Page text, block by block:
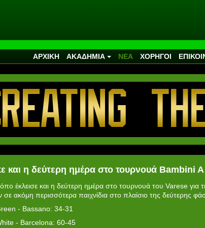
ΑΡΧΙΚΗ ΑΚΑΔΗΜΙΑ ΝΕΑ ΧΟΡΗΓΟΙ
και η δεύτερη ημέρα στο τουρνουά Βambini
έκλεισε και η δεύτερη ημέρα στο τουρνουά του Varese για
σε ακόμη περισσότερα παιχνίδια στο πλαίσιο της δεύτερης
- Bassano: 34-31
- Barcelona: 60-45